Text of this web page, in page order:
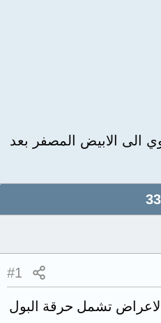
الى الابيض المصفر بعد
#1
تشمل حرقة البول